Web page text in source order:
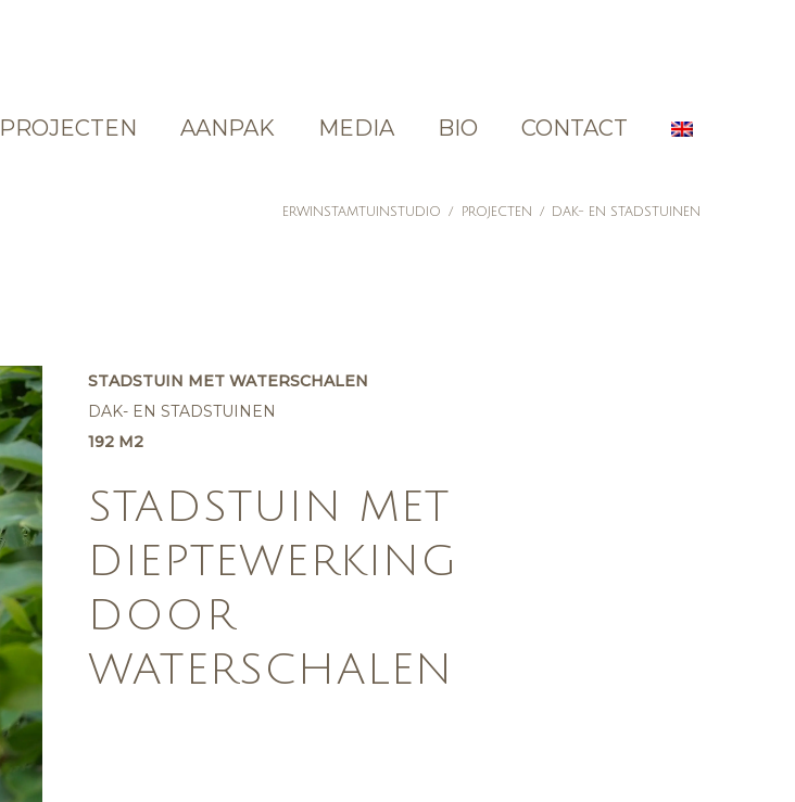
PROJECTEN AANPAK MEDIA BIO CONTACT
ERWINSTAMTUINSTUDIO / PROJECTEN / DAK- EN STADSTUINEN
STADSTUIN MET WATERSCHALEN
DAK- EN STADSTUINEN
192 M2
STADSTUIN MET
DIEPTEWERKING
DOOR
WATERSCHALEN